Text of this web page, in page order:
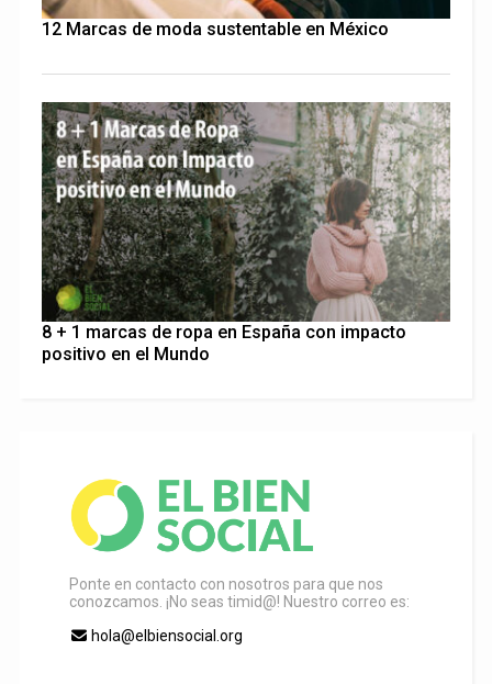
12 Marcas de moda sustentable en México
8 + 1 marcas de ropa en España con impacto
positivo en el Mundo
Ponte en contacto con nosotros para que nos
conozcamos. ¡No seas timid@! Nuestro correo es:
hola@elbiensocial.org